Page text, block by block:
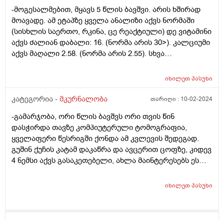
-მოგესალმებით, მყავს 5 წლის ბავშვი. არის ხშირად
მოავადე. ამ ეტაპზე ყველა ანალიზი აქვს ნორმაში
(სისხლის საერთო, რკინა, ცე რეაქტიული) დე ვიტამინი
აქვს ძალიან დაბალი: 16. (ნორმა არის 30>). კალციუმი
აქვს მაღალი 2.58. (ნორმა არის 2.55). სხვა
დაფიქსირდა კალციუმი. გთხოვთ დამამშვიდოდ, რომ
კალციუმის მომატება არ არის კარგი. ექიმთან ვერ
წინასწარ!
იხილეთპასუხი
კატეგორია - მკურნალობა თარიღი : 10-02-2024
-გამარჯობა, ორი წლის ბავშვს ორი თვის წინ
დასჭირდა თავზე კომპიუტერული ტომოგრაფია,
ყველაფერი წესრიგში ქონდა ამ კვლევის შედეგად.
გუშინ ქუჩის კატამ დაკაწრა და ავცერით ცოფზე, კიდევ
4 ნემსი აქვს გასაკეთებელი, ახლა მაინტერესებს ეს
კავშირში ხო არაა? ხო არ დაემატება ერთი მეორეს და
იხილეთპასუხი